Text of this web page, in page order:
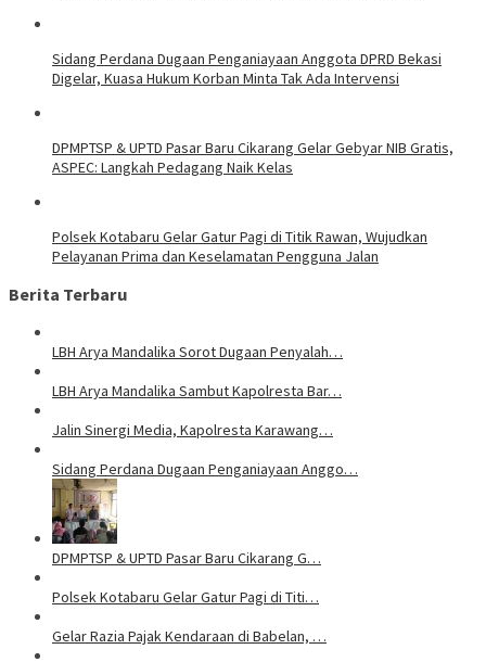
Sidang Perdana Dugaan Penganiayaan Anggota DPRD Bekasi
Digelar, Kuasa Hukum Korban Minta Tak Ada Intervensi
DPMPTSP & UPTD Pasar Baru Cikarang Gelar Gebyar NIB Gratis,
ASPEC: Langkah Pedagang Naik Kelas
Polsek Kotabaru Gelar Gatur Pagi di Titik Rawan, Wujudkan
Pelayanan Prima dan Keselamatan Pengguna Jalan
Berita Terbaru
LBH Arya Mandalika Sorot Dugaan Penyalah…
LBH Arya Mandalika Sambut Kapolresta Bar…
Jalin Sinergi Media, Kapolresta Karawang…
Sidang Perdana Dugaan Penganiayaan Anggo…
DPMPTSP & UPTD Pasar Baru Cikarang G…
Polsek Kotabaru Gelar Gatur Pagi di Titi…
Gelar Razia Pajak Kendaraan di Babelan, …